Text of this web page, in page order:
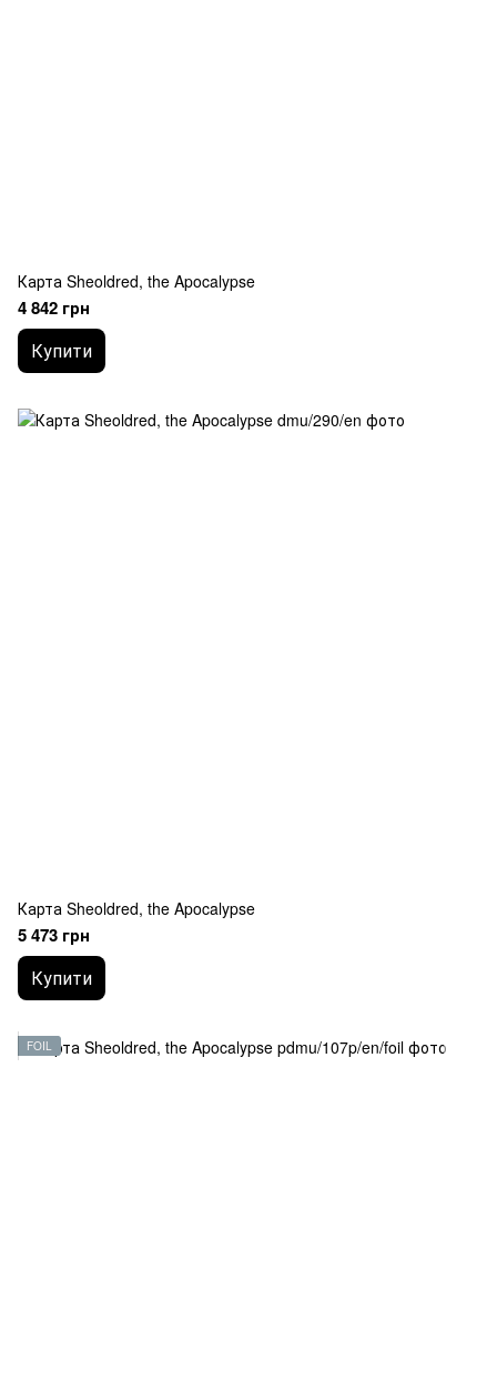
Карта Sheoldred, the Apocalypse
4 842 грн
Купити
Карта Sheoldred, the Apocalypse
5 473 грн
Купити
FOIL